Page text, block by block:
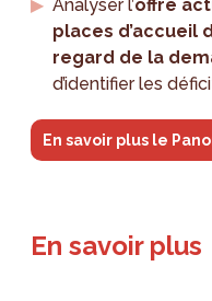
Analyser l’offre
places d’accueil
regard de la
d’identifier les
En savoir plus le
En savoir plus